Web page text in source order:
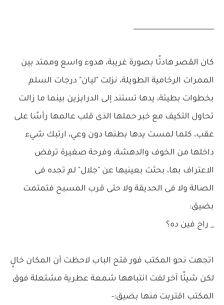
_______________________
كان القصر هادئًا بصورة غريبة، هدوء واسع وممتد بين
الممرات الرخامية الطويلة، نزلت "ليان" درجات السلم
بخطوات بطيئة، يدها تستند إلى الدرابزين بينما ما زالت
تحاول التكيف مع خبر حملها الذى قلب عالمها رأسًا على
عقب، كلما لمست يدها بطنها دون وعي، ارتبك شيء
داخلها من الخوف والدهشة، وفرحة صغيرة ترفض
الاعتراف بها، بحثت بعينيها عن "جلال" لم تجده فى
الصالة ولا فى الحديقة ولا حتى قرب المسبح فتمتمت
بضيق:
_ راح فين ده؟
اتجهت نحو المكتب فور فتح الباب لاحظت أن المكان خالٍ
لكن شيئًا آخر لفت انتباهها شمعة عطرية مشتعلة فوق
المكتب اقتربت منها بضيق:-